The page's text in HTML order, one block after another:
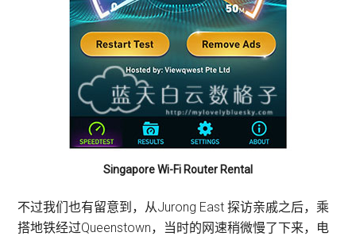
Singapore Wi-Fi Router Rental
不过我们也有留意到，从Jurong East 探访亲戚之后，乘
搭地铁经过Queenstown，当时的网速稍微慢了下来，电